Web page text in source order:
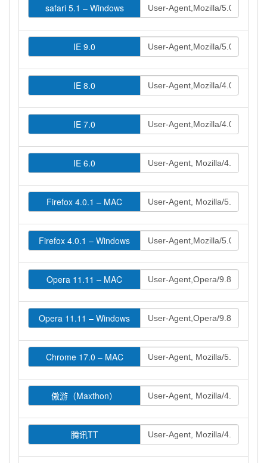
safari 5.1 – Windows
IE 9.0
IE 8.0
IE 7.0
IE 6.0
Firefox 4.0.1 – MAC
Firefox 4.0.1 – Windows
Opera 11.11 – MAC
Opera 11.11 – Windows
Chrome 17.0 – MAC
傲游（Maxthon）
腾讯TT